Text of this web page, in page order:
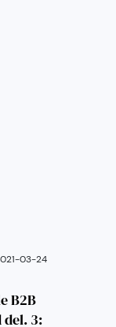
03-24
B2B
3: